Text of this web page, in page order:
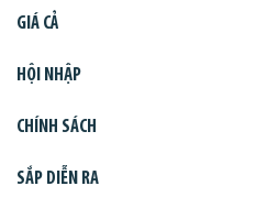
GIÁ CẢ
HỘI NHẬP
CHÍNH SÁCH
SẮP DIỄN RA